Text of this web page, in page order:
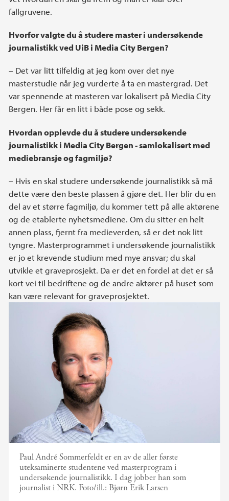
fallgruvene.
Hvorfor valgte du å studere master i undersøkende
journalistikk ved UiB i Media City Bergen?
– Det var litt tilfeldig at jeg kom over det nye
masterstudie når jeg vurderte å ta en mastergrad. Det
var spennende at masteren var lokalisert på Media City
Bergen. Her får en litt i både pose og sekk.
Hvordan opplevde du å studere undersøkende
journalistikk i Media City Bergen - samlokalisert med
mediebransje og fagmiljø?
– Hvis en skal studere undersøkende journalistikk så må
dette være den beste plassen å gjøre det. Her blir du en
del av et større fagmiljø, du kommer tett på alle aktørene
og de etablerte nyhetsmediene. Om du sitter en helt
annen plass, fjernt fra medieverden, så er det nok litt
tyngre. Masterprogrammet i undersøkende journalistikk
er jo et krevende studium med mye ansvar; du skal
utvikle et graveprosjekt. Da er det en fordel at det er så
kort vei til bedriftene og de andre aktører på huset som
kan være relevant for graveprosjektet.
Paul André Sommerfeldt er en av de aller første
uteksaminerte studentene ved masterprogram i
undersøkende journalistikk. I dag jobber han som
journalist i NRK. Foto/ill.: Bjørn Erik Larsen